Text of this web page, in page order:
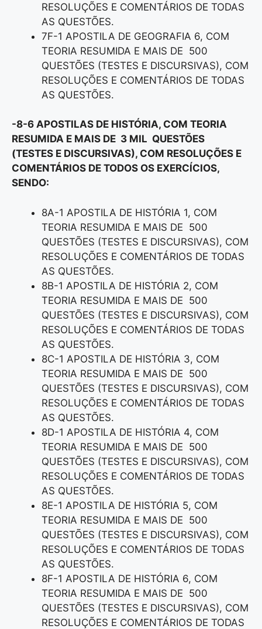
RESOLUÇÕES E COMENTÁRIOS DE TODAS
AS QUESTÕES.
7F-1 APOSTILA DE GEOGRAFIA 6, COM
TEORIA RESUMIDA E MAIS DE 500
QUESTÕES (TESTES E DISCURSIVAS), COM
RESOLUÇÕES E COMENTÁRIOS DE TODAS
AS QUESTÕES.
-8-6 APOSTILAS DE HISTÓRIA, COM TEORIA
RESUMIDA E MAIS DE 3 MIL QUESTÕES
(TESTES E DISCURSIVAS), COM RESOLUÇÕES E
COMENTÁRIOS DE TODOS OS EXERCÍCIOS,
SENDO:
8A-1 APOSTILA DE HISTÓRIA 1, COM
TEORIA RESUMIDA E MAIS DE 500
QUESTÕES (TESTES E DISCURSIVAS), COM
RESOLUÇÕES E COMENTÁRIOS DE TODAS
AS QUESTÕES.
8B-1 APOSTILA DE HISTÓRIA 2, COM
TEORIA RESUMIDA E MAIS DE 500
QUESTÕES (TESTES E DISCURSIVAS), COM
RESOLUÇÕES E COMENTÁRIOS DE TODAS
AS QUESTÕES.
8C-1 APOSTILA DE HISTÓRIA 3, COM
TEORIA RESUMIDA E MAIS DE 500
QUESTÕES (TESTES E DISCURSIVAS), COM
RESOLUÇÕES E COMENTÁRIOS DE TODAS
AS QUESTÕES.
8D-1 APOSTILA DE HISTÓRIA 4, COM
TEORIA RESUMIDA E MAIS DE 500
QUESTÕES (TESTES E DISCURSIVAS), COM
RESOLUÇÕES E COMENTÁRIOS DE TODAS
AS QUESTÕES.
8E-1 APOSTILA DE HISTÓRIA 5, COM
TEORIA RESUMIDA E MAIS DE 500
QUESTÕES (TESTES E DISCURSIVAS), COM
RESOLUÇÕES E COMENTÁRIOS DE TODAS
AS QUESTÕES.
8F-1 APOSTILA DE HISTÓRIA 6, COM
TEORIA RESUMIDA E MAIS DE 500
QUESTÕES (TESTES E DISCURSIVAS), COM
RESOLUÇÕES E COMENTÁRIOS DE TODAS